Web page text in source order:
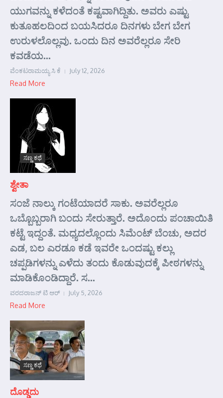
ಯುಗವನ್ನು ಕಳೆದಂತೆ ಕಷ್ಟವಾಗಿದ್ದಿತು. ಅವರು ಎಷ್ಟು
ಕುತೂಹಲದಿಂದ ಬಯಸಿದರೂ ದಿನಗಳು ಬೇಗ ಬೇಗ
ಉರುಳಲೊಲ್ಲವು. ಒಂದು ದಿನ ಅವರೆಲ್ಲರೂ ಸೇರಿ
ಕವಡೆಯ...
ವೆಂಕಟರಾಮಯ್ಯ ಸಿ ಕೆ July 12, 2026
Read More
ಸಣ್ಣ ಕಥೆ
ಶ್ವೇತಾ
ಸಂಜೆ ನಾಲ್ಕು ಗಂಟೆಯಾದರೆ ಸಾಕು. ಅವರೆಲ್ಲರೂ
ಒಬ್ಬೊಬ್ಬರಾಗಿ ಬಂದು ಸೇರುತ್ತಾರೆ. ಅದೊಂದು ಪಂಚಾಯಿತಿ
ಕಟ್ಟೆ ಇದ್ದಂತೆ. ಮಧ್ಯದಲ್ಲೊಂದು ಸಿಮೆಂಟ್ ಬೆಂಚು, ಅದರ
ಎಡ, ಬಲ ಎರಡೂ ಕಡೆ ಇವರೇ ಒಂದಷ್ಟು ಕಲ್ಲು
ಚಪ್ಪಡಿಗಳನ್ನು ಎಳೆದು ತಂದು ಕೊಡುವುದಕ್ಕೆ ಪೀಠಗಳನ್ನು
ಮಾಡಿಕೊಂಡಿದ್ದಾರೆ. ಸ...
ವರದರಾಜನ್ ಟಿ ಆರ್ July 5, 2026
Read More
ಸಣ್ಣ ಕಥೆ
ದೊಡ್ಡದು